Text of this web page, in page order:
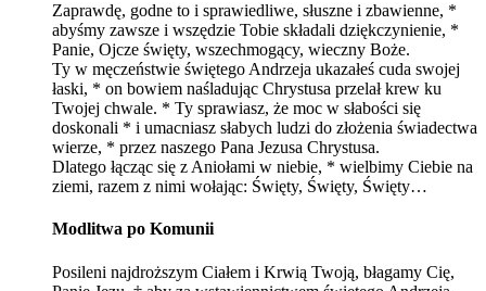
Zaprawdę, godne to i sprawiedliwe, słuszne i zbawienne, *
abyśmy zawsze i wszędzie Tobie składali dziękczynienie, *
Panie, Ojcze święty, wszechmogący, wieczny Boże.
Ty w męczeństwie świętego Andrzeja ukazałeś cuda swojej
łaski, * on bowiem naśladując Chrystusa przelał krew ku
Twojej chwale. * Ty sprawiasz, że moc w słabości się
doskonali * i umacniasz słabych ludzi do złożenia świadectwa
wierze, * przez naszego Pana Jezusa Chrystusa.
Dlatego łącząc się z Aniołami w niebie, * wielbimy Ciebie na
ziemi, razem z nimi wołając: Święty, Święty, Święty…
Modlitwa po Komunii
Posileni najdroższym Ciałem i Krwią Twoją, błagamy Cię,